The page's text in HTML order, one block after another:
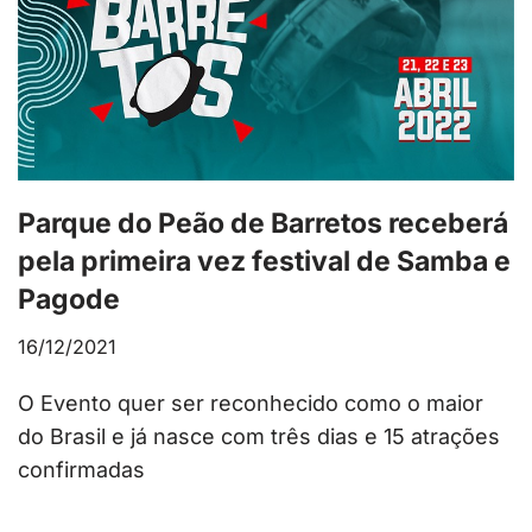
Parque do Peão de Barretos receberá
pela primeira vez festival de Samba e
Pagode
16/12/2021
O Evento quer ser reconhecido como o maior
do Brasil e já nasce com três dias e 15 atrações
confirmadas